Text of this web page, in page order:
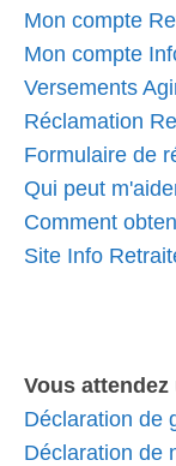
Mon compte
Mon compte
Versements
Réclamation
Formulaire de
Qui peut
Comment
Site Info
Vous
Déclaration de
Déclaration de